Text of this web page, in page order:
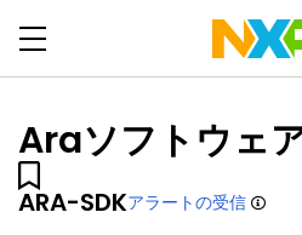
Araソフトウェ
ARA-SDKアラートの受信